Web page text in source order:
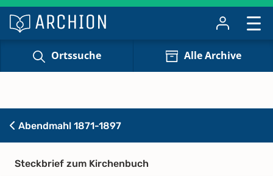
Ortssuche Alle Archive
Abendmahl 1871-1897
Steckbrief zum Kirchenbuch